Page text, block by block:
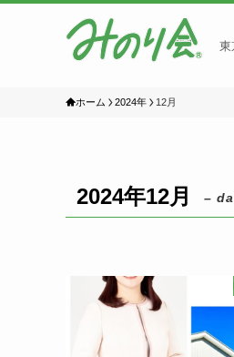
東
ホーム 2024年 12月
2024年12月 –